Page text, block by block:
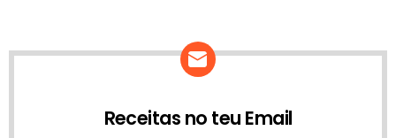
Receitas no teu Email